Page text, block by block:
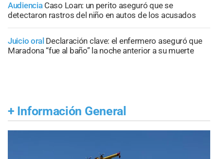
Audiencia Caso Loan: un perito aseguró que se
detectaron rastros del niño en autos de los acusados
Juicio oral Declaración clave: el enfermero aseguró que
Maradona “fue al baño” la noche anterior a su muerte
+ Información General